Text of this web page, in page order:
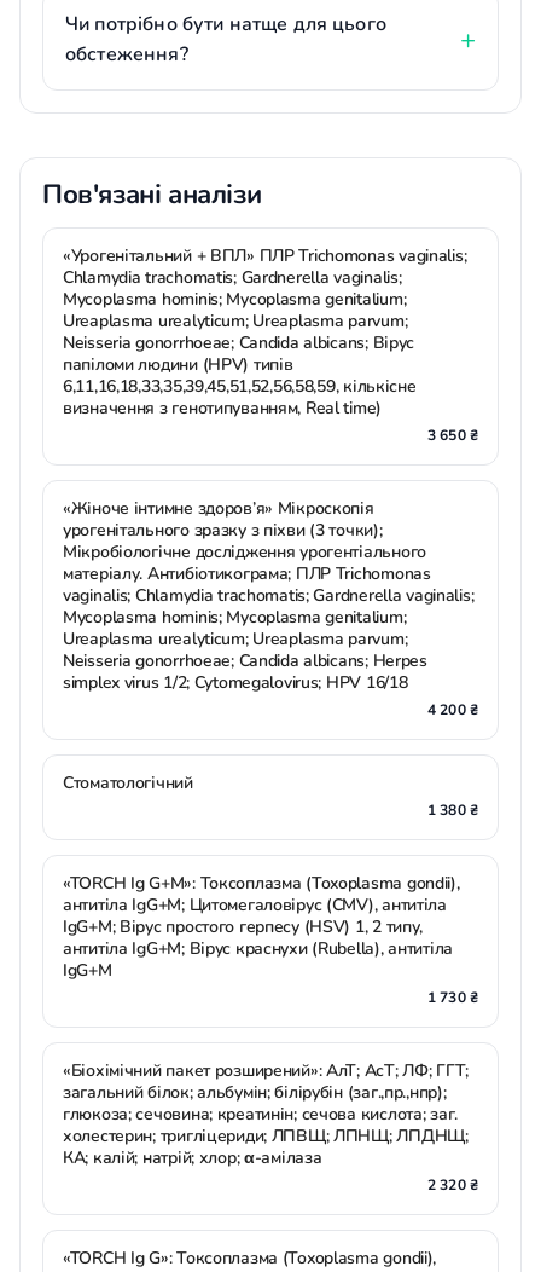
Чи потрібно бути натще для цього
обстеження?
Пов'язані аналізи
«Урогенітальний + ВПЛ» ПЛР Trichomonas vaginalis;
Chlamydia trachomatis; Gardnerella vaginalis;
Mycoplasma hominis; Mycoplasma genitalium;
Ureaplasma urealyticum; Ureaplasma parvum;
Neisseria gonorrhoeae; Candida albicans; Вірус
папіломи людини (HPV) типів
6,11,16,18,33,35,39,45,51,52,56,58,59, кількісне
визначення з генотипуванням, Real time)
3 650 ₴
«Жіноче інтимне здоров’я» Мікроскопія
урогенітального зразку з піхви (3 точки);
Мікробіологічне дослідження урогентіального
матеріалу. Антибіотикограма; ПЛР Trichomonas
vaginalis; Chlamydia trachomatis; Gardnerella vaginalis;
Mycoplasma hominis; Mycoplasma genitalium;
Ureaplasma urealyticum; Ureaplasma parvum;
Neisseria gonorrhoeae; Candida albicans; Herpes
simplex virus 1/2; Cytomegalovirus; HPV 16/18
4 200 ₴
Стоматологічний
1 380 ₴
«TORCH Ig G+М»: Токсоплазма (Toxoplasma gondii),
антитіла IgG+M; Цитомегаловірус (CMV), антитіла
IgG+M; Вірус простого герпесу (HSV) 1, 2 типу,
антитіла IgG+M; Вірус краснухи (Rubella), антитіла
IgG+M
1 730 ₴
«Біохімічний пакет розширений»: АлТ; АсТ; ЛФ; ГГТ;
загальний білок; альбумін; білірубін (заг.,пр.,нпр);
глюкоза; сечовина; креатинін; сечова кислота; заг.
холестерин; тригліцериди; ЛПВЩ; ЛПНЩ; ЛПДНЩ;
КА; калій; натрій; хлор; α-амілаза
2 320 ₴
«TORCH Ig G»: Токсоплазма (Toxoplasma gondii),